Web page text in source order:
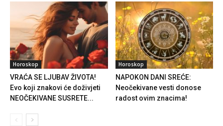
Horoskop
VRAĆA SE LJUBAV ŽIVOTA!
Evo koji znakovi će doživjeti
NEOČEKIVANE SUSRETE...
Horoskop
NAPOKON DANI SREĆE:
Neočekivane vesti donose
radost ovim znacima!